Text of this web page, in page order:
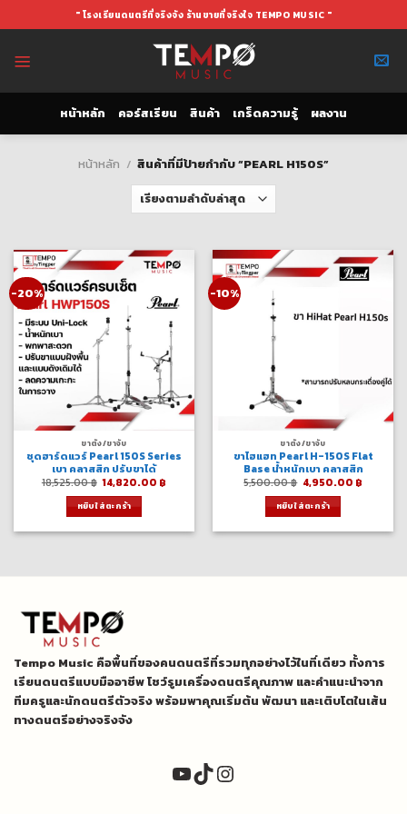
to
" โรงเรียนดนตรีที่จริงจัง ร้านขายที่จริงใจ TEMPO MUSIC "
หน้าหลัก คอร์สเรียน สินค้า เกร็ดความรู้ ผลงาน
หน้าหลัก / สินค้าที่มีป้ายกำกับ “PEARL H150S”
-20%
ขาตั้ง/ขาจับ
ชุดฮาร์ดแวร์ Pearl 150S Series
เบา คลาสสิก ปรับขาได้
18,525.00฿ Original
price
was:
18,525.00 ฿.
14,820.00 ฿
หยิบใส่ตะกร้า
-10%
ขาตั้ง/ขาจับ
ขาไฮแฮท Pearl H-150S Flat
Base น้ำหนักเบา คลาสสิก
5,500.00฿ Original
price
was:
5,500.00 ฿.
4,950.00 ฿Current
หยิบใส่ตะกร้า
Tempo Music คือพื้นที่ของคนดนตรีที่รวมทุกอย่างไว้ในที่เดียว ทั้งการ
เรียนดนตรีแบบมืออาชีพ โชว์รูมเครื่องดนตรีคุณภาพ และคำแนะนำจาก
ทีมครูและนักดนตรีตัวจริง พร้อมพาคุณเริ่มต้น พัฒนา และเติบโตในเส้น
ทางดนตรีอย่างจริงจัง
YouTube
TikTok
Instagram